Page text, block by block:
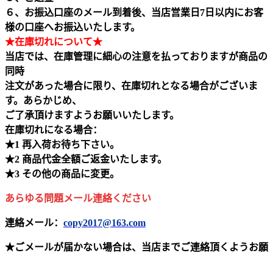
６、お振込口座のメール到着後、当店営業日7日以内にお客
様の口座へお振込いたします。
★在庫切れについて★
当店では、在庫管理に細心の注意を払っておりますが商品の
同時
注文があった場合に限り、在庫切れとなる場合がございま
す。あらかじめ、
ご了承頂けますようお願いいたします。
在庫切れになる場合：
★1 再入荷お待ち下さい。
★2 商品代金全額ご返金いたします。
★3 その他の商品に変更。
あらゆる問題メール連絡ください
連絡メール： copy2017@163.com
★ごメールが届かない場合は、当店までご連絡頂くようお願